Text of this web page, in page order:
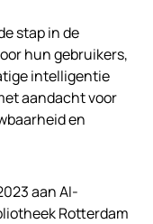
stap in de
hun gebruikers,
intelligentie
aandacht voor
en
aan AI-
Rotterdam